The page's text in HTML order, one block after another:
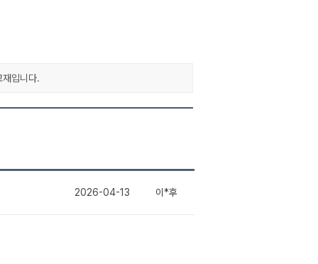
입니다.
2026-04-13 이*후